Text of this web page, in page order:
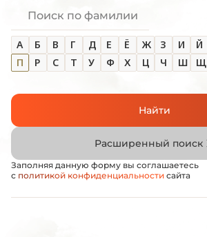
Поиск по фамилии
А Б В Г Д Е Ё Ж З И Й
П
Р С Т У Ф Х Ц Ч Ш Щ
Найти
Расширенный поиск
Заполняя данную форму вы соглашаетесь
с политикой конфиденциальности сайта